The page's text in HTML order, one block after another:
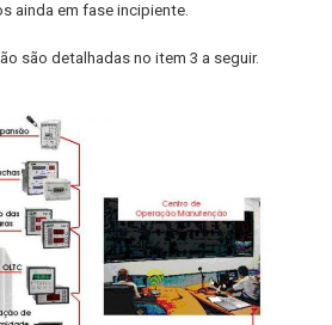
ainda em fase incipiente.
são detalhadas no item 3 a seguir.